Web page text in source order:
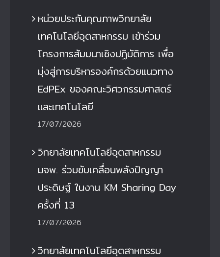
หน่วยประกันคุณภาพวิทยาลัย
เทคโนโลยีอุตสาหกรรม เข้าร่วม
โครงการสัมมนาเชิงปฏิบัติการ เพื่อ
มุ่งสู่การบริหารองค์กรด้วยแนวทาง
EdPEx ของคณะวิศวกรรมศาสตร์
และเทคโนโลยี
17/07/2026
วิทยาลัยเทคโนโลยีอุตสาหกรรม
มจพ. ร่วมขับเคลื่อนพลังปัญญา
ประดิษฐ์ ในงาน KM Sharing Day
ครั้งที่ 13
17/07/2026
วิทยาลัยเทคโนโลยีอุตสาหกรรม